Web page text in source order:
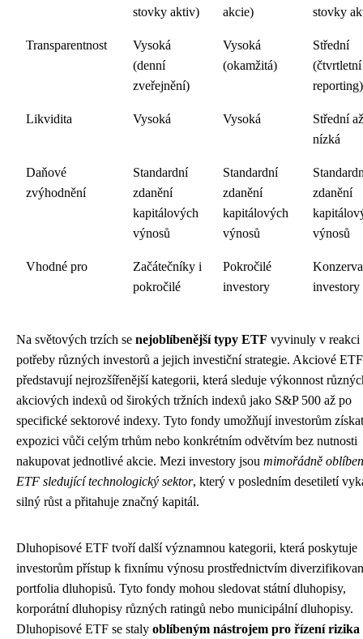
stovky aktiv)
akcie)
stovky
Transparentnost
Vysoká
(denní
zveřejnění)
Vysoká
(okamžitá)
Střední
(čtvrtletní
reporting)
Likvidita Vysoká Vysoká
Střední až
nízká
Daňové
zvýhodnění
Standardní
zdanění
kapitálových
výnosů
Standardní
zdanění
kapitálových
výnosů
zdanění
výnosů
Vhodné pro
Začátečníky i
pokročilé
Pokročilé
investory
investory
Na světových trzích se nejoblíbenější typy ETF vyvinuly v reakci
potřeby různých investorů a jejich investiční strategie. Akciové ETF
představují nejrozšířenější kategorii, která sleduje výkonnost
akciových indexů od širokých tržních indexů jako S&P 500 až po
specifické sektorové indexy. Tyto fondy umožňují investorům získat
expozici vůči celým trhům nebo konkrétním odvětvím bez nutnosti
nakupovat jednotlivé akcie. Mezi investory jsou mimořádně
ETF sledující technologický sektor, který v posledním desetiletí
silný růst a přitahuje značný kapitál.
Dluhopisové ETF tvoří další významnou kategorii, která poskytuje
investorům přístup k fixnímu výnosu prostřednictvím
portfolia dluhopisů. Tyto fondy mohou sledovat státní dluhopisy,
korporátní dluhopisy různých ratingů nebo municipální dluhopisy.
Dluhopisové ETF se staly oblíbeným nástrojem pro řízení rizika